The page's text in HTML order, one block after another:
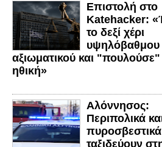
Επιστολή στο
Katehacker:
το δεξί χέρι
υψηλόβαθμου
αξιωματικού και "πουλούσε"
ηθική»
Αλόννησος:
Περιπολικά
πυροσβεστικά
ταξιδεύουν